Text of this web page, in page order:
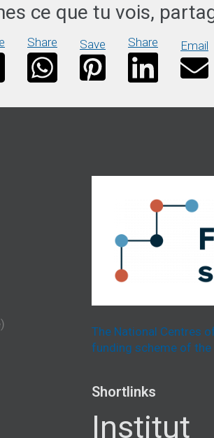
ce que tu vois,
Share Save Share Email
The National Centres
funding scheme of the
Shortlinks
Institut